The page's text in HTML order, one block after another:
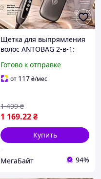
Щетка для выпрямления
волос ANTOBAG 2-в-1:
Ионизация, 5 режимов
температуры, Быстрый
Готово к отправке
от 117₴/мес
1 169.22₴
1 499 ₴
Купить
МегаБайт 94%